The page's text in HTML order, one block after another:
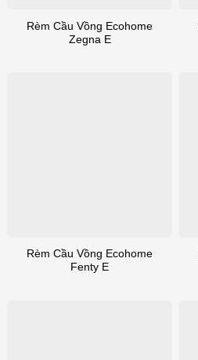
Rèm Cầu Vồng Ecohome
Zegna E
Rèm Cầu Vồng Ecohome
Fenty E